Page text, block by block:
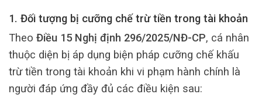
1. Đối tượng bị cưỡng chế trừ tiền trong tài khoản
Theo Điều 15 Nghị định 296/2025/NĐ-CP, cá nhân
thuộc diện bị áp dụng biện pháp cưỡng chế khấu
trừ tiền trong tài khoản khi vi phạm hành chính là
người đáp ứng đầy đủ các điều kiện sau: